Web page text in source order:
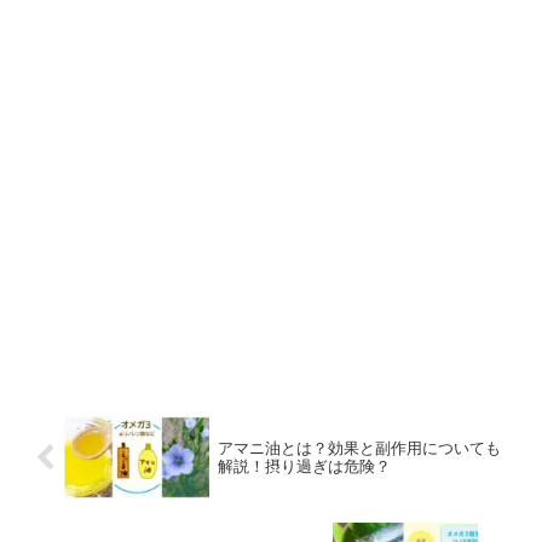
アマニ油とは？効果と副作用についても
解説！摂り過ぎは危険？